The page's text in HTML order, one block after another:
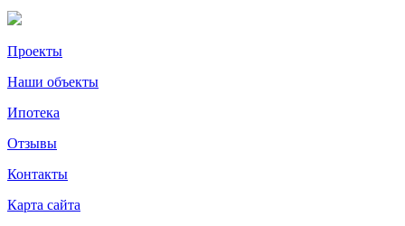
Проекты
Наши объекты
Ипотека
Отзывы
Контакты
Карта сайта